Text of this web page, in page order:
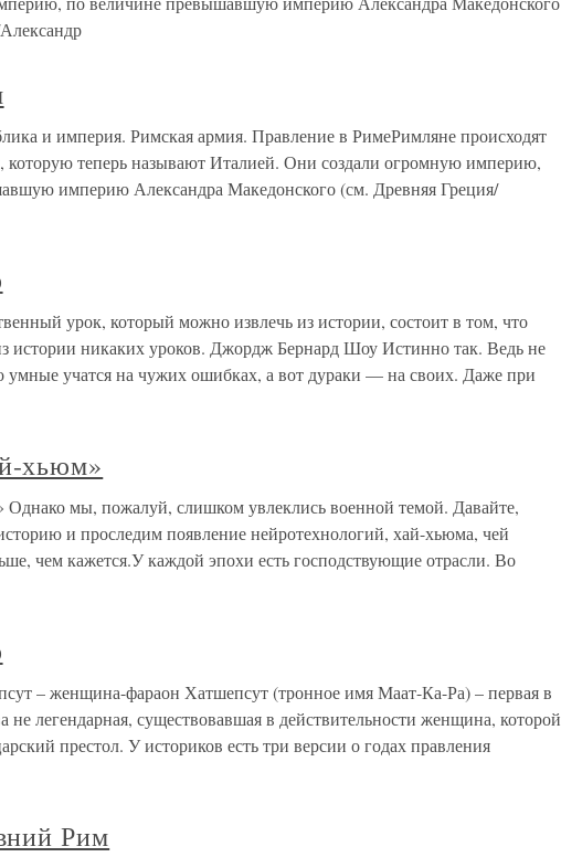
и империя. Римская армия. Правление в РимеРимляне происходят
которую теперь называют Италией. Они создали огромную империю,
империю Александра Македонского (см. Древняя Греция/
урок, который можно извлечь из истории, состоит в том, что
истории никаких уроков. Джордж Бернард Шоу Истинно так. Ведь не
умные учатся на чужих ошибках, а вот дураки — на своих. Даже при
хьюм»
мы, пожалуй, слишком увлеклись военной темой. Давайте,
и проследим появление нейротехнологий, хай-хьюма, чей
чем кажется.У каждой эпохи есть господствующие отрасли. Во
– женщина-фараон Хатшепсут (тронное имя Маат-Ка-Ра) – первая в
не легендарная, существовавшая в действительности женщина, которой
престол. У историков есть три версии о годах правления
Рим